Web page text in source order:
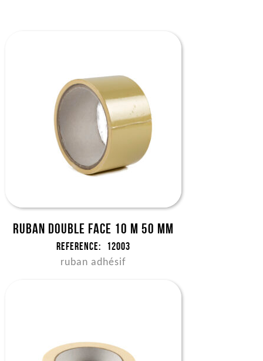
Ruban double face 10 m 50 mm
Reference: 12003
ruban adhésif